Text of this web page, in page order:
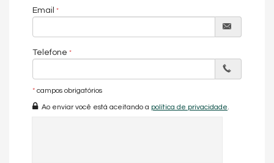
Email
Telefone
* campos obrigatórios
Ao enviar você está aceitando a política de privacidade